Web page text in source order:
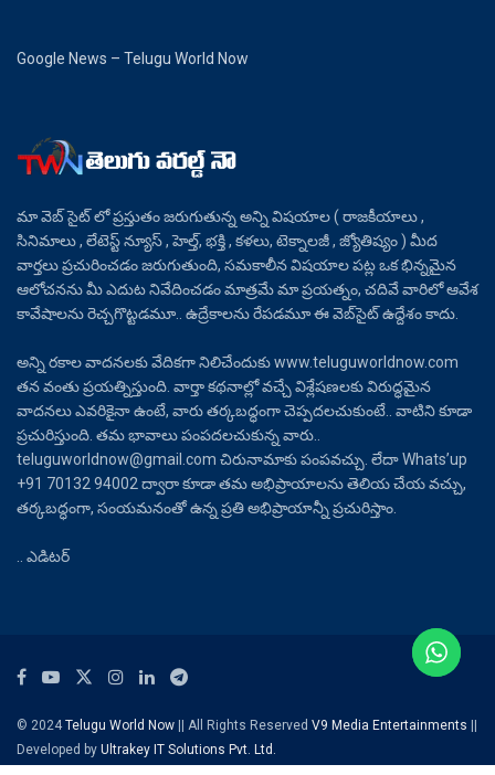
Google News – Telugu World Now
మా వెబ్ సైట్ లో ప్రస్తుతం జరుగుతున్న అన్ని విషయాల ( రాజకీయాలు ,
సినిమాలు , లేటెస్ట్ న్యూస్ , హెల్త్, భక్తి , కళలు, టెక్నాలజీ , జ్యోతిష్యం ) మీద
వార్తలు ప్రచురించడం జరుగుతుంది, సమకాలీన విషయాల పట్ల ఒక భిన్నమైన
ఆలోచనను మీ ఎదుట నివేదించడం మాత్రమే మా ప్రయత్నం, చదివే వారిలో ఆవేశ
కావేషాలను రెచ్చగొట్టడమూ.. ఉద్రేకాలను రేపడమూ ఈ వెబ్‌సైట్ ఉద్దేశం కాదు.
అన్ని రకాల వాదనలకు వేదికగా నిలిచేందుకు www.teluguworldnow.com
తన వంతు ప్రయత్నిస్తుంది. వార్తా కథనాల్లో వచ్చే విశ్లేషణలకు విరుద్ధమైన
వాదనలు ఎవరికైనా ఉంటే, వారు తర్కబద్ధంగా చెప్పదలచుకుంటే.. వాటిని కూడా
ప్రచురిస్తుంది. తమ భావాలు పంపదలచుకున్న వారు..
teluguworldnow@gmail.com చిరునామాకు పంపవచ్చు. లేదా Whats’up
+91 70132 94002 ద్వారా కూడా తమ అభిప్రాయాలను తెలియ చేయ వచ్చు,
తర్కబద్ధంగా, సంయమనంతో ఉన్న ప్రతి అభిప్రాయాన్నీ ప్రచురిస్తాం.
.. ఎడిటర్
© 2024Telugu World Now || All Rights Reserved V9 Media Entertainments ||
Developed by Ultrakey IT Solutions Pvt. Ltd.